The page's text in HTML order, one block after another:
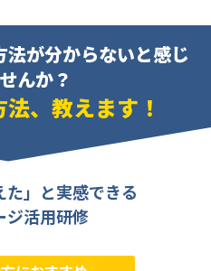
が分からないと感じ
んか？
、教えます！
た」と実感できる
ジ活用研修